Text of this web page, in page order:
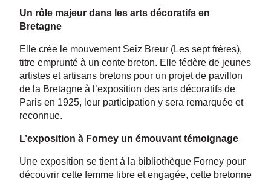
Un rôle majeur dans les arts décoratifs en
Bretagne
Elle crée le mouvement Seiz Breur (Les sept frères),
titre emprunté à un conte breton. Elle fédère de jeunes
artistes et artisans bretons pour un projet de pavillon
de la Bretagne à l’exposition des arts décoratifs de
Paris en 1925, leur participation y sera remarquée et
reconnue.
L’exposition à Forney un émouvant témoignage
Une exposition se tient à la bibliothèque Forney pour
découvrir cette femme libre et engagée, cette bretonne